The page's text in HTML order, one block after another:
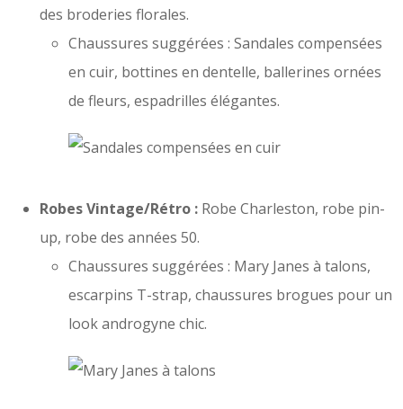
des broderies florales.
Chaussures suggérées : Sandales compensées
en cuir, bottines en dentelle, ballerines ornées
de fleurs, espadrilles élégantes.
Robes Vintage/Rétro : Robe Charleston, robe pin-
up, robe des années 50.
Chaussures suggérées : Mary Janes à talons,
escarpins T-strap, chaussures brogues pour un
look androgyne chic.